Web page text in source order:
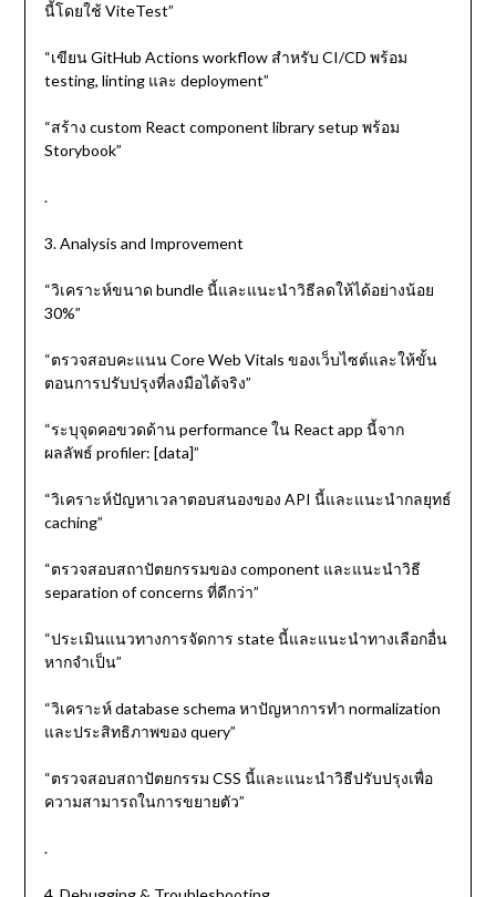
นี้โดยใช้ ViteTest”
“เขียน GitHub Actions workflow สำหรับ CI/CD พร้อม
testing, linting และ deployment”
“สร้าง custom React component library setup พร้อม
Storybook”
.
3. Analysis and Improvement
“วิเคราะห์ขนาด bundle นี้และแนะนำวิธีลดให้ได้อย่างน้อย
30%”
“ตรวจสอบคะแนน Core Web Vitals ของเว็บไซต์และให้ขั้น
ตอนการปรับปรุงที่ลงมือได้จริง”
“ระบุจุดคอขวดด้าน performance ใน React app นี้จาก
ผลลัพธ์ profiler: [data]”
“วิเคราะห์ปัญหาเวลาตอบสนองของ API นี้และแนะนำกลยุทธ์
caching”
“ตรวจสอบสถาปัตยกรรมของ component และแนะนำวิธี
separation of concerns ที่ดีกว่า”
“ประเมินแนวทางการจัดการ state นี้และแนะนำทางเลือกอื่น
หากจำเป็น”
“วิเคราะห์ database schema หาปัญหาการทำ normalization
และประสิทธิภาพของ query”
“ตรวจสอบสถาปัตยกรรม CSS นี้และแนะนำวิธีปรับปรุงเพื่อ
ความสามารถในการขยายตัว”
.